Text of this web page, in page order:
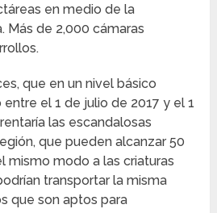
en medio de la
Más de 2,000 cámaras
que en un nivel básico
el 1 de julio de 2017 y el 1
las escandalosas
que pueden alcanzar 50
mismo modo a las criaturas
transportar la misma
que son aptos para